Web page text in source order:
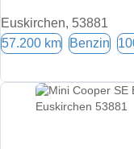
Euskirchen, 53881
57.200 km Benzin